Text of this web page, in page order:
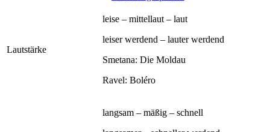
Lautstärke
leise – mittellaut – laut
leiser werdend – lauter werdend
Smetana: Die Moldau
Ravel: Boléro
langsam – mäßig – schnell